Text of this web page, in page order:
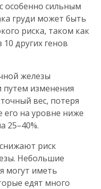
особенно сильным
груди может быть
риска, таком как
10 других генов
железы
изменения
вес, потеря
его на уровне ниже
25–40%.
риск
Небольшие
могут иметь
едят много